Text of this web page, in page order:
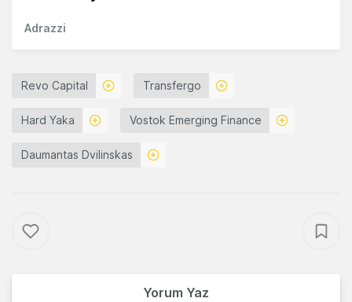
Adrazzi
Revo Capital Transfergo
Hard Yaka Vostok Emerging Finance
Daumantas Dvilinskas
Yorum Yaz